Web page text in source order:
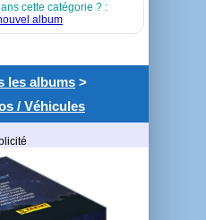
cette catégorie ? :
album
les albums >
/ Véhicules